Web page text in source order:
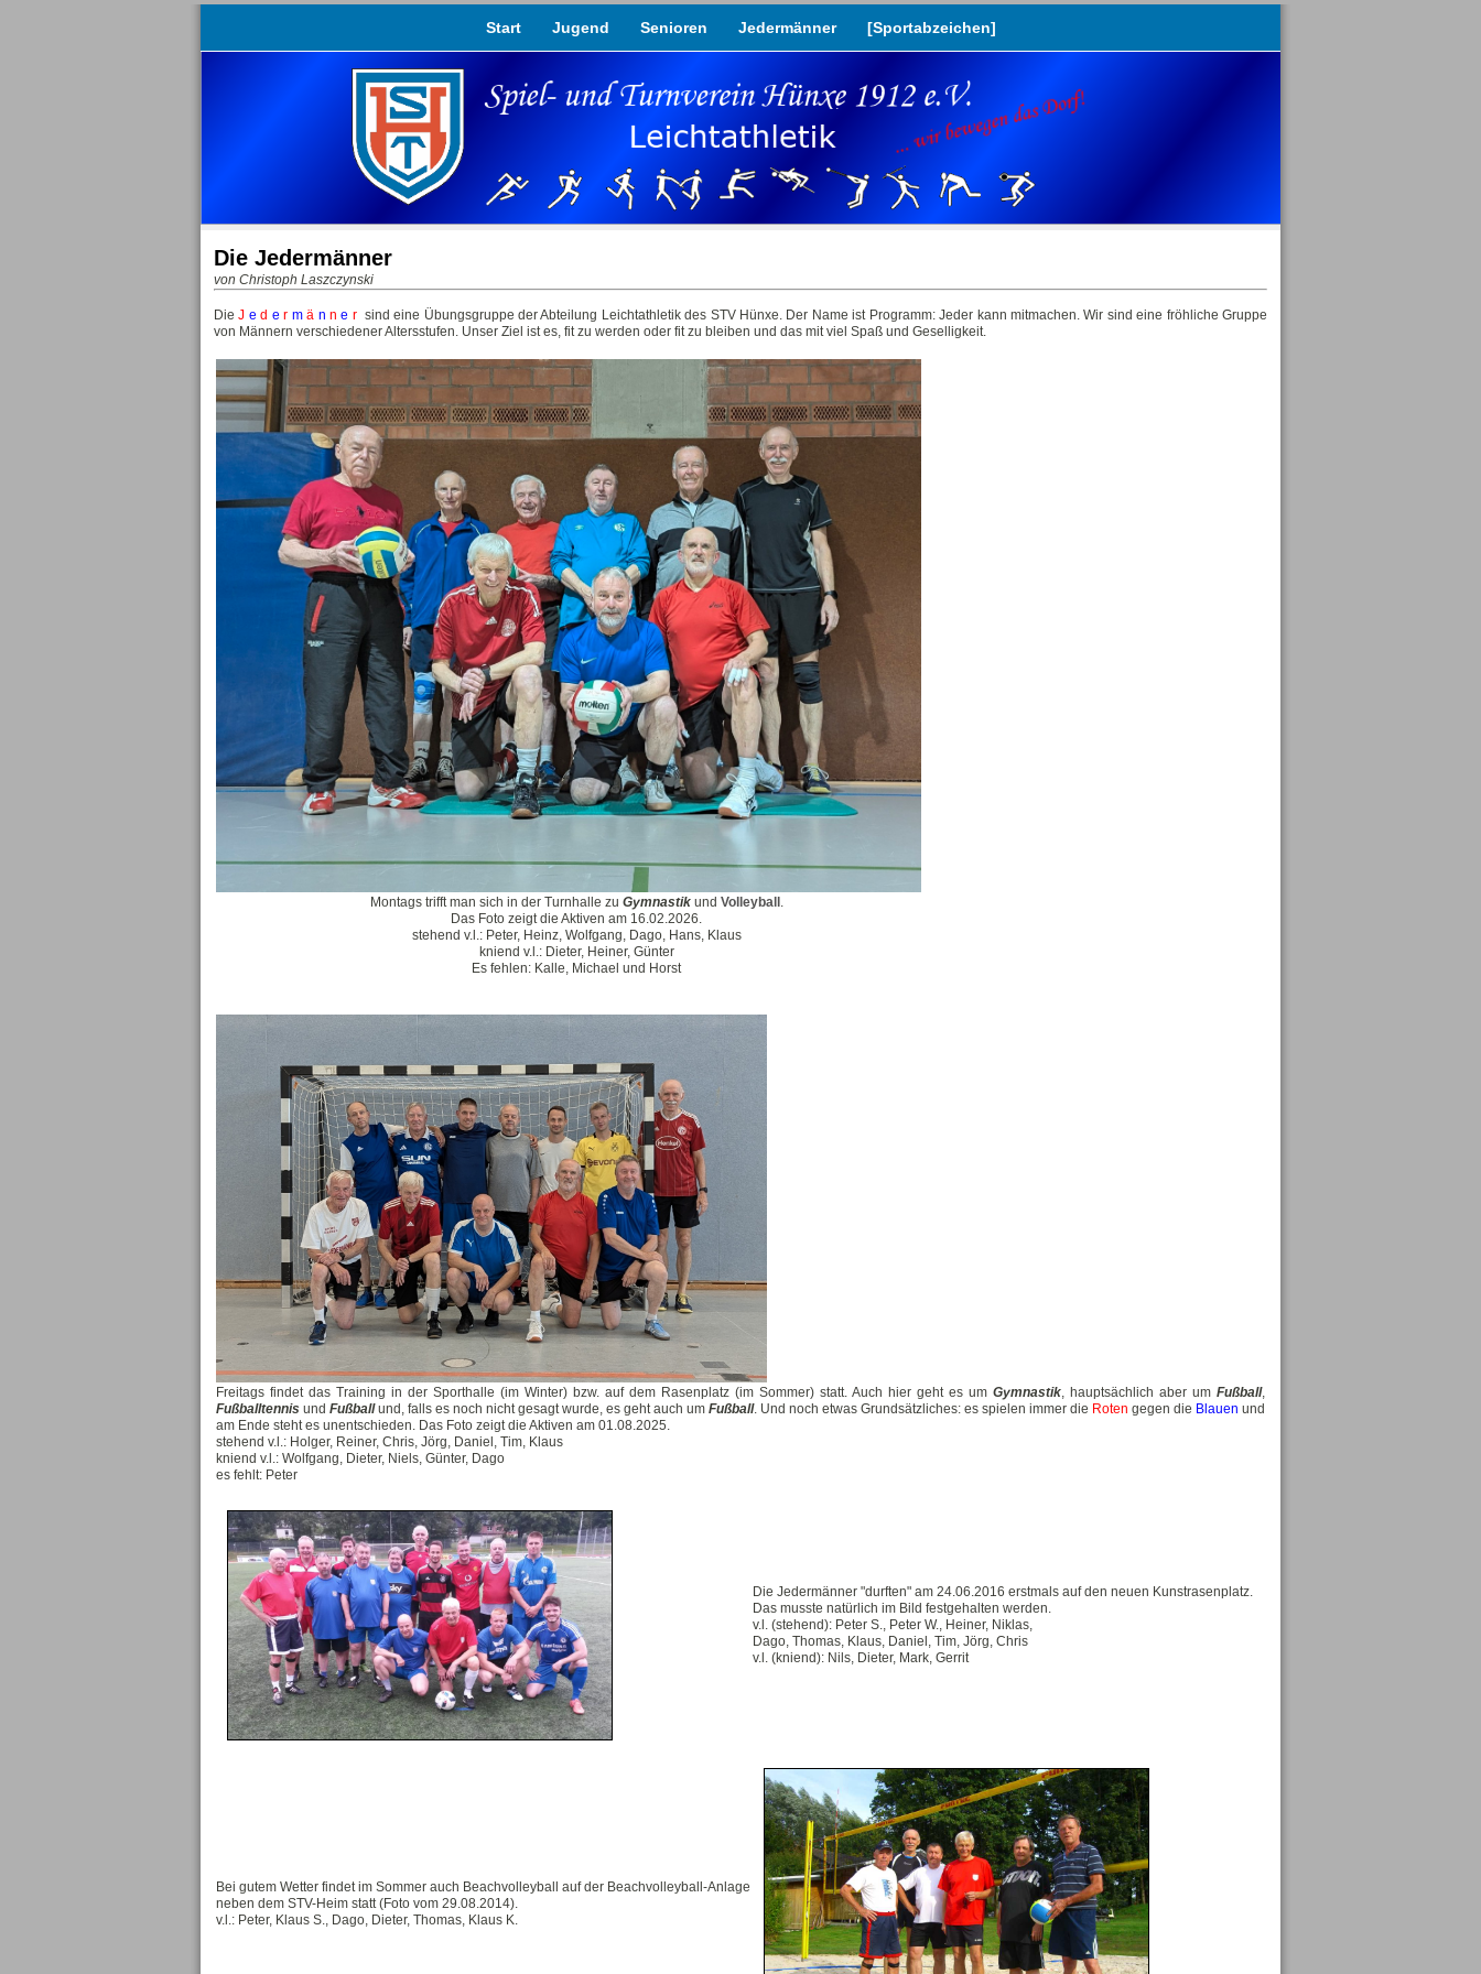
Start Jugend Senioren Jedermänner [Sportabzeichen]
Die Jedermänner
von Christoph Laszczynski
Die J e d e r m ä n n e rsind eine Übungsgruppe der Abteilung Leichtathletik des STV Hünxe. Der Name ist Programm: Jeder kann mitmachen. Wir sind eine fröhliche Gruppe
von Männern verschiedener Altersstufen. Unser Ziel ist es, fit zu werden oder fit zu bleiben und das mit viel Spaß und Geselligkeit.
Montags trifft man sich in der Turnhalle zu Gymnastik und Volleyball .
Das Foto zeigt die Aktiven am 16.02.2026.
stehend v.l.: Peter, Heinz, Wolfgang, Dago, Hans, Klaus
kniend v.l.: Dieter, Heiner, Günter
Es fehlen: Kalle, Michael und Horst
Freitags findet das Training in der Sporthalle (im Winter) bzw. auf dem Rasenplatz (im Sommer) statt. Auch hier geht es um Gymnastik, hauptsächlich aber um Fußball,
Fußballtennis und Fußballund, falls es noch nicht gesagt wurde, es geht auch um Fußball. Und noch etwas Grundsätzliches: es spielen immer die Roten gegen die Blauen und
am Ende steht es unentschieden. Das Foto zeigt die Aktiven am 01.08.2025.
stehend v.l.: Holger, Reiner, Chris, Jörg, Daniel, Tim, Klaus
kniend v.l.: Wolfgang, Dieter, Niels, Günter, Dago
es fehlt: Peter
Die Jedermänner "durften" am 24.06.2016 erstmals auf den neuen Kunstrasenplatz.
Das musste natürlich im Bild festgehalten werden.
v.l. (stehend): Peter S., Peter W., Heiner, Niklas,
Dago, Thomas, Klaus, Daniel, Tim, Jörg, Chris
v.l. (kniend): Nils, Dieter, Mark, Gerrit
Bei gutem Wetter findet im Sommer auch Beachvolleyball auf der Beachvolleyball-Anlage
neben dem STV-Heim statt (Foto vom 29.08.2014).
v.l.: Peter, Klaus S., Dago, Dieter, Thomas, Klaus K.